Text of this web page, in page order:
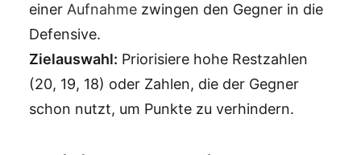
einer Aufnahme zwingen den Gegner in die
Defensive.
Zielauswahl: Priorisiere hohe Restzahlen
(20, 19, 18) oder Zahlen, die der Gegner
schon nutzt, um Punkte zu verhindern.